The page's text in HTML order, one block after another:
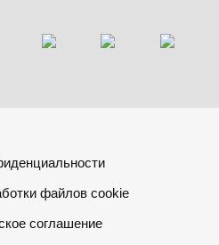
файлов cookie
соглашение